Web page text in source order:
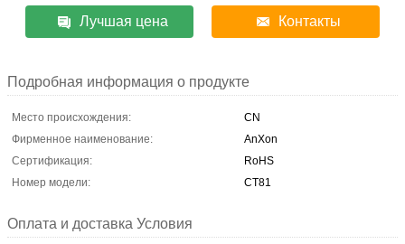
Лучшая цена Контакты
Подробная информация о продукте
Место происхождения:
CN
Фирменное наименование:
AnXon
Сертификация:
RoHS
Номер модели:
CT81
Оплата и доставка Условия